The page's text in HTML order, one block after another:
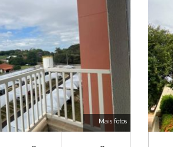
Mais fotos